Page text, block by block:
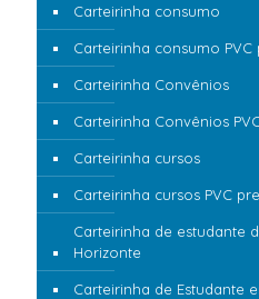
Carteirinha consumo
Carteirinha consumo PVC
Carteirinha Convênios
Carteirinha Convênios
Carteirinha cursos
Carteirinha cursos PVC
Carteirinha de estudante
Horizonte
Carteirinha de Estudante